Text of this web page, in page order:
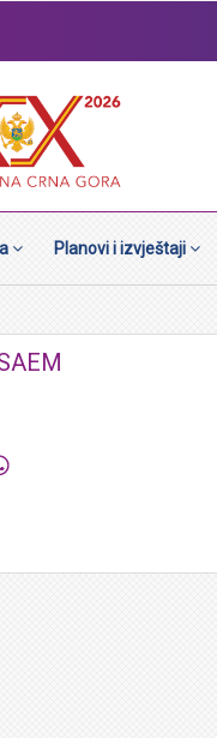
Planovi i izvještaji